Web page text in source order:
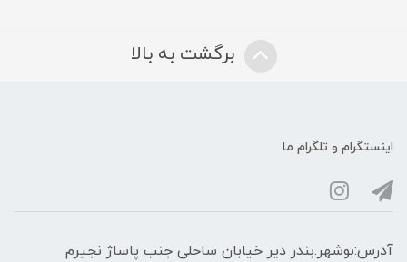
برگشت به بالا
اینستگرام و تلگرام ما
آدرس:بوشهر.بندر دیر خیابان ساحلی جنب پاساژ نجیرم